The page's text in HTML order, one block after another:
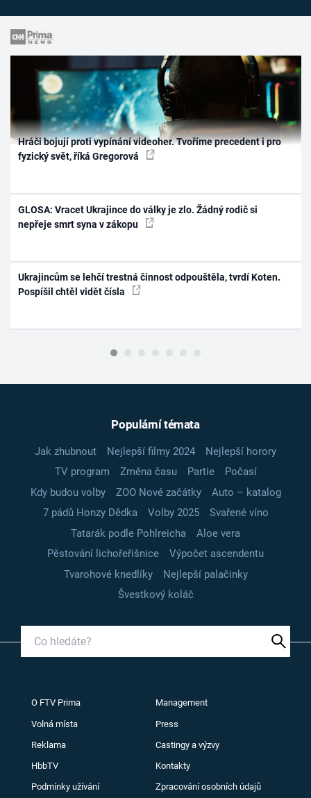
Hráči bojují proti vypínání videoher. Tvoříme precedent i pro
fyzický svět, říká Gregorová
GLOSA: Vracet Ukrajince do války je zlo. Žádný rodič si
nepřeje smrt syna v zákopu
Ukrajincům se lehčí trestná činnost odpouštěla, tvrdí Koten.
Pospíšil chtěl vidět čísla
Populární témata
Jak zhubnout Nejlepší filmy 2024
Nejlepší horory
TV program
Změna času Partie
Počasí
Kdy budou volby
ZOO Nové začátky
Auto – katalog
7 pádů Honzy Dědka
Volby 2025
Svařené víno
Tatarák podle Pohlreicha
Aloe vera
Pěstování lichořeřišnice
Výpočet ascendentu
Tvarohové knedlíky
Nejlepší palačinky
Švestkový koláč
O FTV Prima Management
Volná místa Press
Reklama Castingy a výzvy
HbbTV Kontakty
Podmínky užívání Zpracování osobních údajů